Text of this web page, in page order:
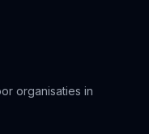
organisaties in